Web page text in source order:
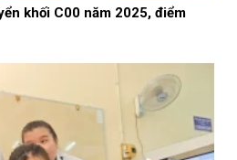
khối C00 năm 2025, điểm